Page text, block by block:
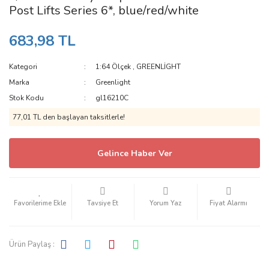
Post Lifts Series 6*, blue/red/white
683,98 TL
Kategori 1:64 Ölçek , GREENLİGHT
Marka
Greenlight
Stok Kodu
gl16210C
77,01 TL den başlayan taksitlerle!
Gelince Haber Ver
Tavsiye Et Yorum Yaz Fiyat Alarmı
Ürün Paylaş :